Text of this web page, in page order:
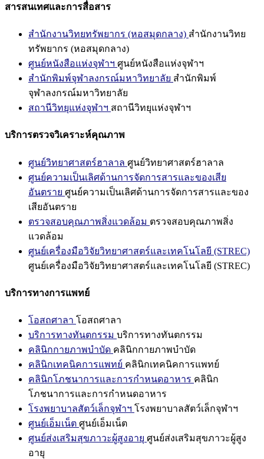
สารสนเทศและการสื่อสาร
สำนักงานวิทยทรัพยากร (หอสมุดกลาง) สำนักงานวิทย
ทรัพยากร (หอสมุดกลาง)
ศูนย์หนังสือแห่งจุฬาฯ ศูนย์หนังสือแห่งจุฬาฯ
สำนักพิมพ์จุฬาลงกรณ์มหาวิทยาลัย สำนักพิมพ์
จุฬาลงกรณ์มหาวิทยาลัย
สถานีวิทยุแห่งจุฬาฯ สถานีวิทยุแห่งจุฬาฯ
บริการตรวจวิเคราะห์คุณภาพ
ศูนย์วิทยาศาสตร์ฮาลาล ศูนย์วิทยาศาสตร์ฮาลาล
ศูนย์ความเป็นเลิศด้านการจัดการสารและของเสีย
อันตราย ศูนย์ความเป็นเลิศด้านการจัดการสารและของ
เสียอันตราย
ตรวจสอบคุณภาพสิ่งแวดล้อม ตรวจสอบคุณภาพสิ่ง
แวดล้อม
ศูนย์เครื่องมือวิจัยวิทยาศาสตร์และเทคโนโลยี (STREC)
ศูนย์เครื่องมือวิจัยวิทยาศาสตร์และเทคโนโลยี (STREC)
บริการทางการแพทย์
โอสถศาลา โอสถศาลา
บริการทางทันตกรรม บริการทางทันตกรรม
คลินิกกายภาพบำบัด คลินิกกายภาพบำบัด
คลินิกเทคนิคการแพทย์ คลินิกเทคนิคการแพทย์
คลินิกโภชนาการและการกำหนดอาหาร คลินิก
โภชนาการและการกำหนดอาหาร
โรงพยาบาลสัตว์เล็กจุฬาฯ โรงพยาบาลสัตว์เล็กจุฬาฯ
ศูนย์เอ็มเน็ต ศูนย์เอ็มเน็ต
ศูนย์ส่งเสริมสุขภาวะผู้สูงอายุ ศูนย์ส่งเสริมสุขภาวะผู้สูง
อายุ